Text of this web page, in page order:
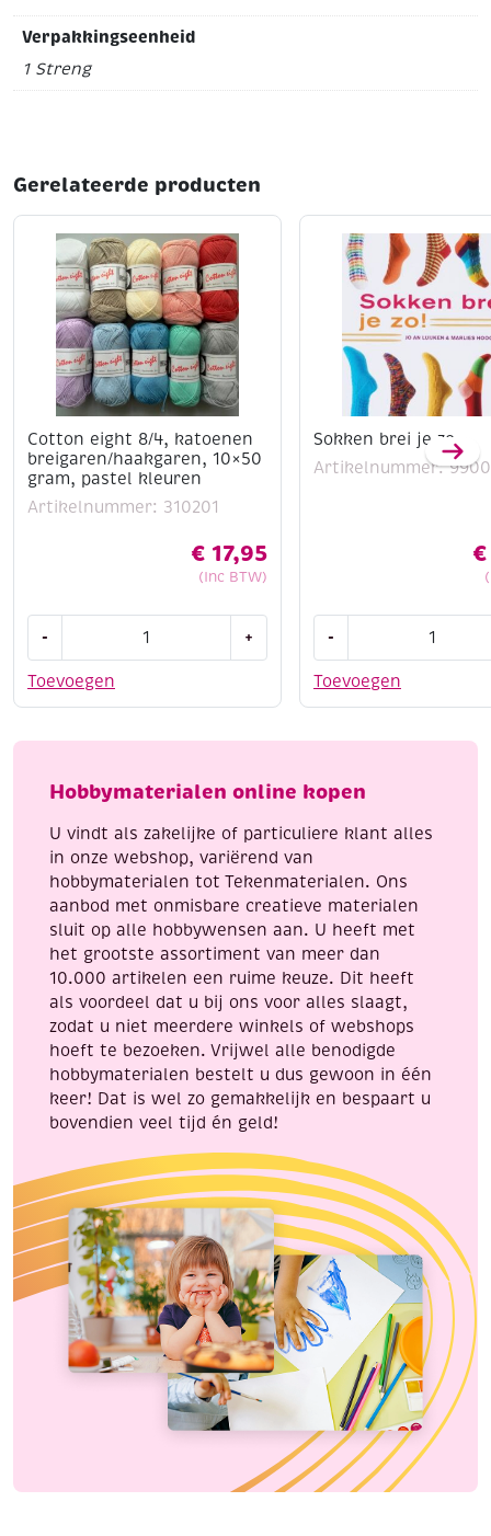
Verpakkingseenheid
1 Streng
Gerelateerde producten
Cotton eight 8/4, katoenen
breigaren/haakgaren, 10×50
gram, pastel kleuren
Artikelnummer: 310201
€ 17,95
(Inc BTW)
Toevoegen
-
8/4,
10x50
pastel
aantal
+
Sokken brei je zo
Artikelnummer:
€
Toevoegen
-
je
Hobbymaterialen online kopen
U vindt als zakelijke of particuliere klant alles
in onze webshop, variërend van
hobbymaterialen tot Tekenmaterialen. Ons
aanbod met onmisbare creatieve materialen
sluit op alle hobbywensen aan. U heeft met
het grootste assortiment van meer dan
10.000 artikelen een ruime keuze. Dit heeft
als voordeel dat u bij ons voor alles slaagt,
zodat u niet meerdere winkels of webshops
hoeft te bezoeken. Vrijwel alle benodigde
hobbymaterialen bestelt u dus gewoon in één
keer! Dat is wel zo gemakkelijk en bespaart u
bovendien veel tijd én geld!